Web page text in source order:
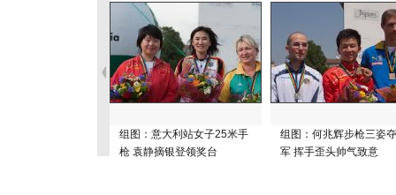
组图：意大利站女子25米手
枪 袁静摘银登领奖台
组图：何兆辉步枪三姿
军 挥手歪头帅气致意